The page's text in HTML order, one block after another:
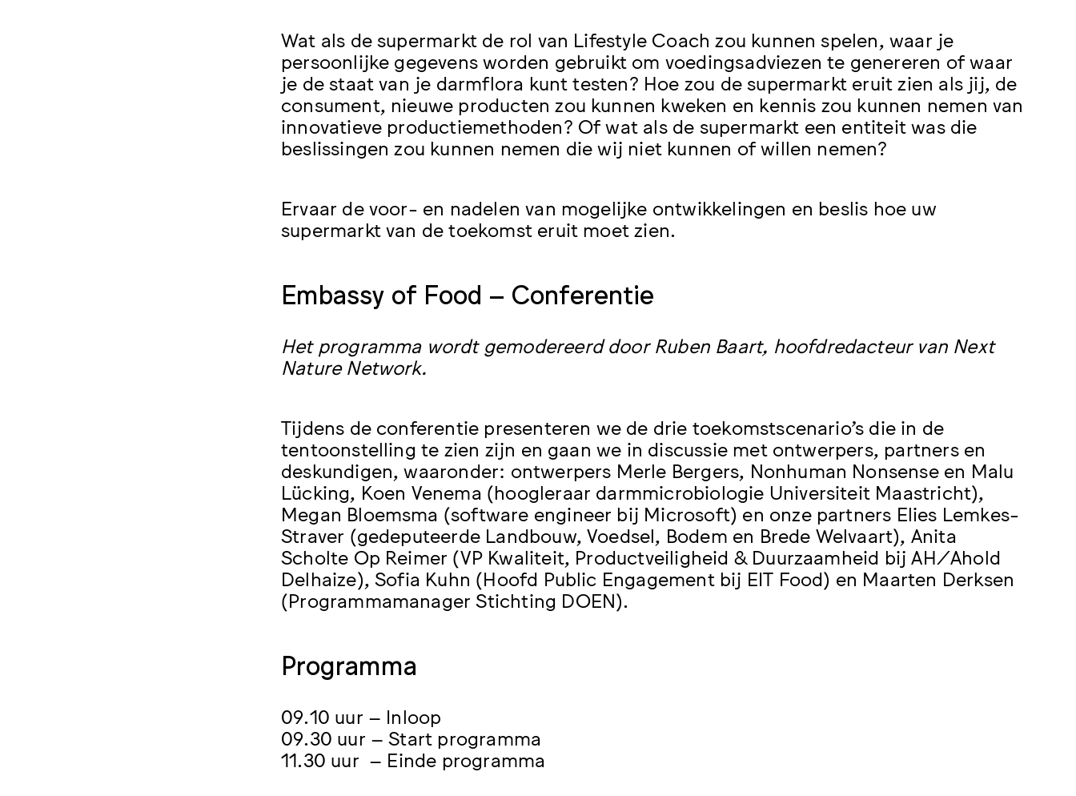
Wat als de supermarkt de rol van Lifestyle Coach zou kunnen spelen, waar je
persoonlijke gegevens worden gebruikt om voedingsadviezen te genereren of waar
je de staat van je darmflora kunt testen? Hoe zou de supermarkt eruit zien als jij, de
consument, nieuwe producten zou kunnen kweken en kennis zou kunnen nemen van
innovatieve productiemethoden? Of wat als de supermarkt een entiteit was die
beslissingen zou kunnen nemen die wij niet kunnen of willen nemen?
Ervaar de voor- en nadelen van mogelijke ontwikkelingen en beslis hoe uw
supermarkt van de toekomst eruit moet zien.
Embassy of Food – Conferentie
Het programma wordt gemodereerd door Ruben Baart, hoofdredacteur van Next
Nature Network.
Tijdens de conferentie presenteren we de drie toekomstscenario’s die in de
tentoonstelling te zien zijn en gaan we in discussie met ontwerpers, partners en
deskundigen, waaronder: ontwerpers Merle Bergers, Nonhuman Nonsense en Malu
Lücking, Koen Venema (hoogleraar darmmicrobiologie Universiteit Maastricht),
Megan Bloemsma (software engineer bij Microsoft) en onze partners Elies Lemkes-
Straver (gedeputeerde Landbouw, Voedsel, Bodem en Brede Welvaart), Anita
Scholte Op Reimer (VP Kwaliteit, Productveiligheid & Duurzaamheid bij AH/Ahold
Delhaize), Sofia Kuhn (Hoofd Public Engagement bij EIT Food) en Maarten Derksen
(Programmamanager Stichting DOEN).
Programma
09.10 uur – Inloop
09.30 uur – Start programma
11.30 uur – Einde programma